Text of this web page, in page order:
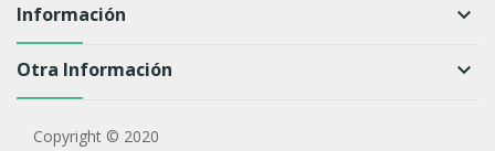
Información keyboard_arrow_down
Otra Información keyboard_arrow_down
Copyright © 2020